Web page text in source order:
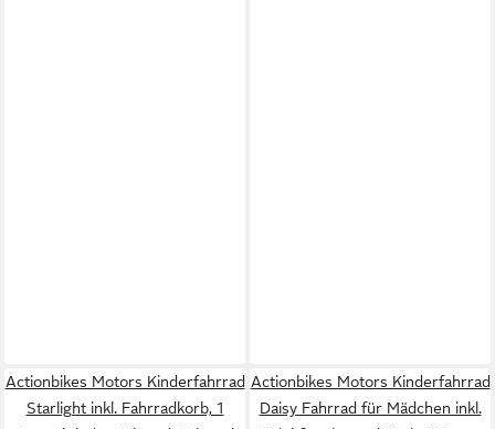
Actionbikes Motors Kinderfahrrad
Starlight inkl. Fahrradkorb, 1
Actionbikes Motors Kinderfahrrad
Daisy Fahrrad für Mädchen inkl.